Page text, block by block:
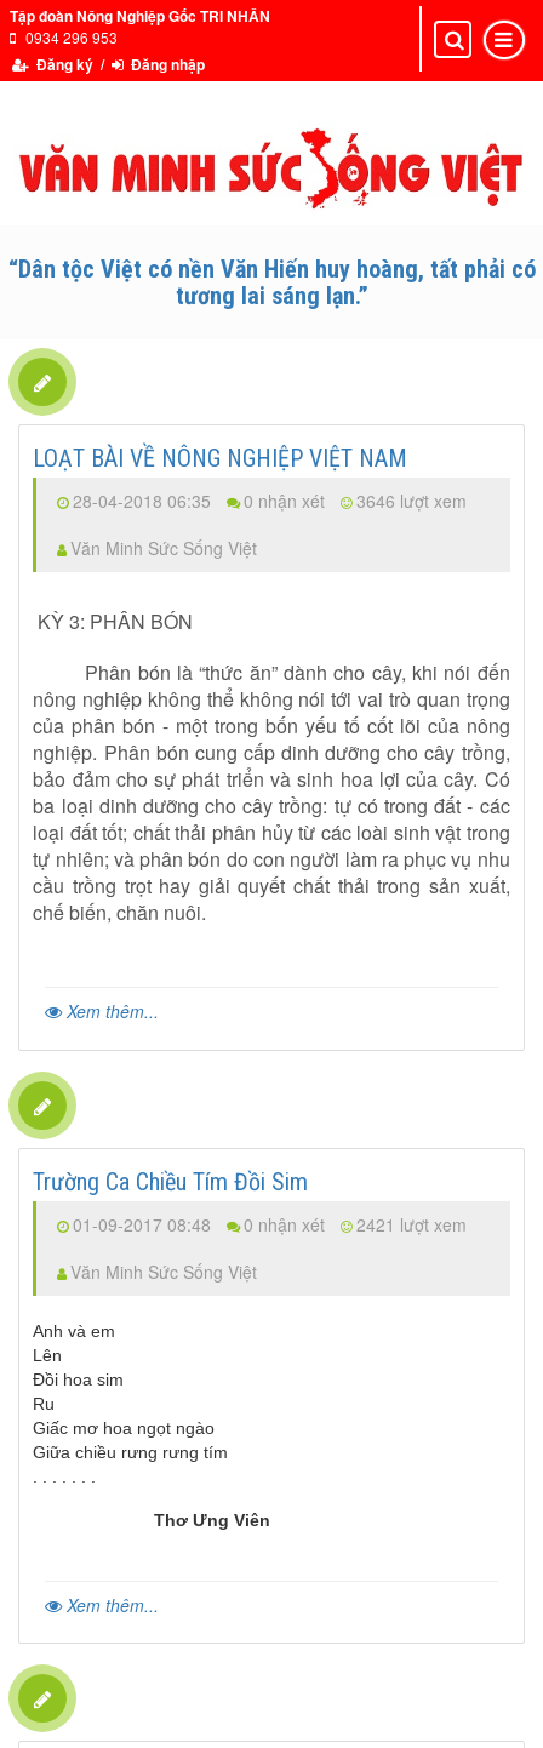
Tập đoàn Nông Nghiệp Gốc TRI NHÂN
0934 296 953
Đăng ký / Đăng nhập
Toggle
Toggle
navigation
“Dân tộc Việt có nền Văn Hiến huy hoàng, tất phải có
tương lai sáng lạn.”
LOẠT BÀI VỀ NÔNG NGHIỆP VIỆT NAM
28-04-2018 06:35 0 nhận xét
3646 lượt xem
Văn Minh Sức Sống Việt
KỲ 3: PHÂN BÓN
Phân bón là “thức ăn” dành cho cây, khi nói đến
nông nghiệp không thể không nói tới vai trò quan trọng
của phân bón - một trong bốn yếu tố cốt lõi của nông
nghiệp. Phân bón cung cấp dinh dưỡng cho cây trồng,
bảo đảm cho sự phát triển và sinh hoa lợi của cây. Có
ba loại dinh dưỡng cho cây trồng: tự có trong đất - các
loại đất tốt; chất thải phân hủy từ các loài sinh vật trong
tự nhiên; và phân bón do con người làm ra phục vụ nhu
cầu trồng trọt hay giải quyết chất thải trong sản xuất,
chế biến, chăn nuôi.
Xem thêm...
Trường Ca Chiều Tím Đồi Sim
01-09-2017 08:48 0 nhận xét
2421 lượt xem
Văn Minh Sức Sống Việt
Anh và em
Lên
Đồi hoa sim
Ru
Giấc mơ hoa ngọt ngào
Giữa chiều rưng rưng tím
Thơ Ưng Viên
Xem thêm...